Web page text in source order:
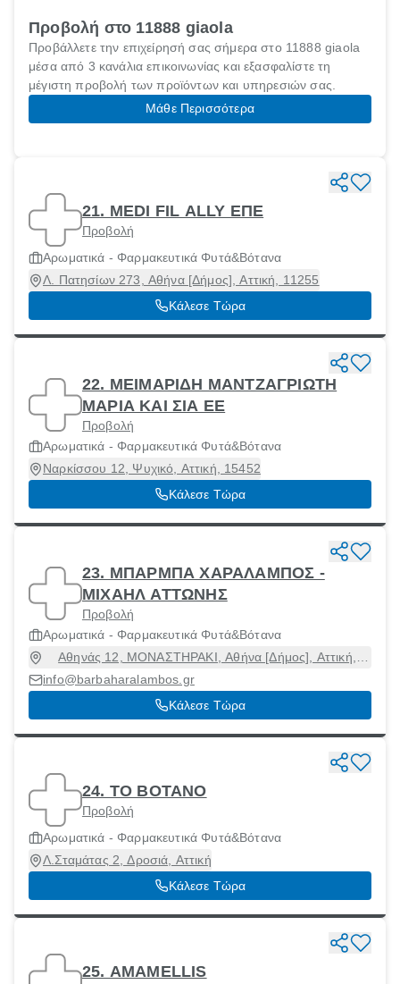
Προβολή στο 11888 giaola
Προβάλλετε την επιχείρησή σας σήμερα στο 11888 giaola
μέσα από 3 κανάλια επικοινωνίας και εξασφαλίστε τη
μέγιστη προβολή των προϊόντων και υπηρεσιών σας.
Μάθε Περισσότερα
21. MEDI FIL ALLY ΕΠΕ
Προβολή
Αρωματικά - Φαρμακευτικά Φυτά&Βότανα
Λ. Πατησίων 273, Αθήνα [Δήμος], Αττική, 11255
Κάλεσε Τώρα
22. ΜΕΙΜΑΡΙΔΗ ΜΑΝΤΖΑΓΡΙΩΤΗ
ΜΑΡΙΑ ΚΑΙ ΣΙΑ ΕΕ
Προβολή
Αρωματικά - Φαρμακευτικά Φυτά&Βότανα
Ναρκίσσου 12, Ψυχικό, Αττική, 15452
Κάλεσε Τώρα
23. ΜΠΑΡΜΠΑ ΧΑΡΑΛΑΜΠΟΣ -
ΜΙΧΑΗΛ ΑΤΤΩΝΗΣ
Προβολή
Αρωματικά - Φαρμακευτικά Φυτά&Βότανα
Αθηνάς 12, ΜΟΝΑΣΤΗΡΑΚΙ, Αθήνα [Δήμος], Αττική,
10554
info@barbaharalambos.gr
Κάλεσε Τώρα
24. ΤΟ ΒΟΤΑΝΟ
Προβολή
Αρωματικά - Φαρμακευτικά Φυτά&Βότανα
Λ.Σταμάτας 2, Δροσιά, Αττική
Κάλεσε Τώρα
25. AMAMELLIS